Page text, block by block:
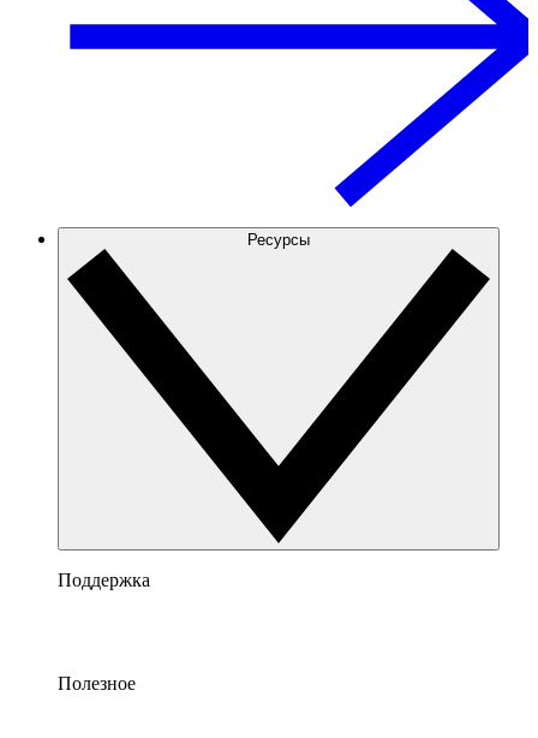
Ресурсы
Поддержка
Полезное